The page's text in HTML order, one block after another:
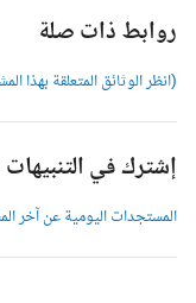
روابط ذات صلة
(انظر الوثائق المتعلقة بهذا
إشترك في التنبيهات
المستجدات اليومية عن آخر